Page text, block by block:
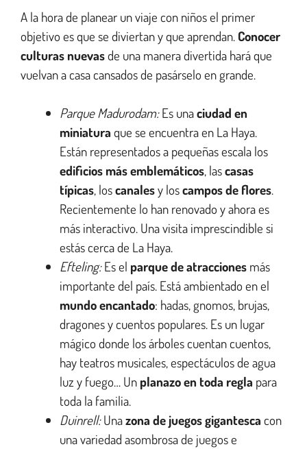
A la hora de planear un viaje con niños el primer
objetivo es que se diviertan y que aprendan. Conocer
culturas nuevasde una manera divertida hará que
vuelvan a casa cansados de pasárselo en grande.
Parque Madurodam:Es unaciudad en
miniatura que se encuentra en La Haya.
Están representados a pequeñas escala los
edificios más emblemáticos, lascasas
típicas, loscanalesy loscampos de flores.
Recientemente lo han renovado y ahora es
más interactivo. Una visita imprescindible si
estás cerca de La Haya.
Efteling:Es el parque de atracciones más
importante del país. Está ambientado en el
mundo encantado: hadas, gnomos, brujas,
dragones y cuentos populares. Es un lugar
mágico donde los árboles cuentan cuentos,
hay teatros musicales, espectáculos de agua
luz y fuego… Un planazo en toda regla para
toda la familia.
Duinrell:Unazona de juegos gigantesca con
una variedad asombrosa de juegos e